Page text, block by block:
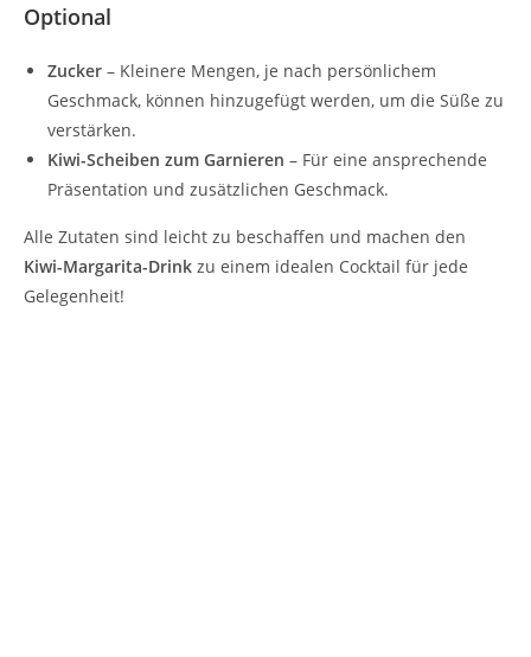
Optional
Zucker – Kleinere Mengen, je nach persönlichem
Geschmack, können hinzugefügt werden, um die Süße zu
verstärken.
Kiwi-Scheiben zum Garnieren – Für eine ansprechende
Präsentation und zusätzlichen Geschmack.
Alle Zutaten sind leicht zu beschaffen und machen den
Kiwi-Margarita-Drink zu einem idealen Cocktail für jede
Gelegenheit!